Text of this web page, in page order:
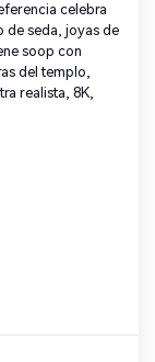
celebra
de seda, joyas de
soop con
del templo,
realista, 8K,